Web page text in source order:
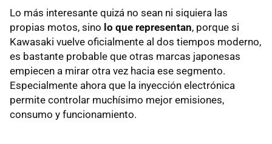
Lo más interesante quizá no sean ni siquiera las
propias motos, sino lo que representan, porque si
Kawasaki vuelve oficialmente al dos tiempos moderno,
es bastante probable que otras marcas japonesas
empiecen a mirar otra vez hacia ese segmento.
Especialmente ahora que la inyección electrónica
permite controlar muchísimo mejor emisiones,
consumo y funcionamiento.